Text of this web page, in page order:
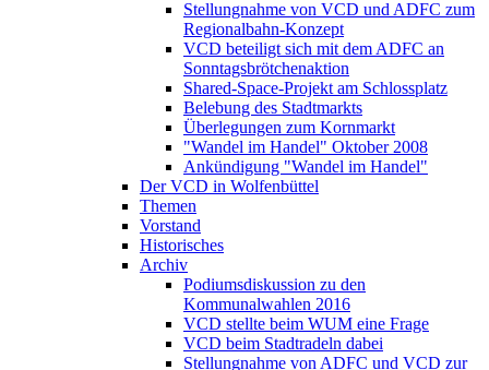
Stellungnahme von VCD und ADFC zum
Regionalbahn-Konzept
VCD beteiligt sich mit dem ADFC an
Sonntagsbrötchenaktion
Shared-Space-Projekt am Schlossplatz
Belebung des Stadtmarkts
Überlegungen zum Kornmarkt
"Wandel im Handel" Oktober 2008
Ankündigung "Wandel im Handel"
Der VCD in Wolfenbüttel
Themen
Vorstand
Historisches
Archiv
Podiumsdiskussion zu den
Kommunalwahlen 2016
VCD stellte beim WUM eine Frage
VCD beim Stadtradeln dabei
Stellungnahme von ADFC und VCD zur